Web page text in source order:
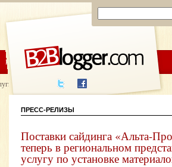
ЦЕНЫ ПОМОЩЬ
написания
ПРЕСС-РЕЛИЗЫ
Поставки сайдинга «Альта-
теперь в региональном
услугу по установке